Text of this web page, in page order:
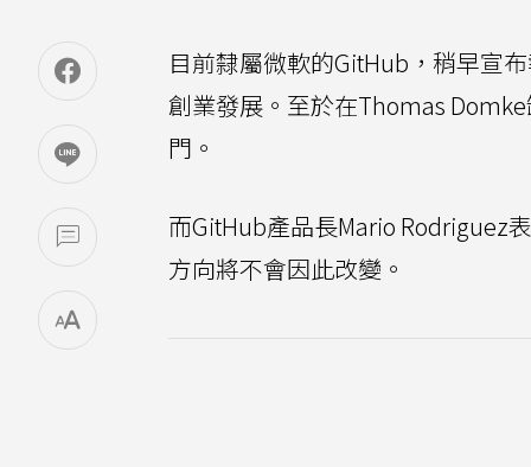
目前隸屬微軟的GitHub，稍早宣
創業發展。至於在Thomas
門。
而GitHub產品長Mario Rodriguez
方向將不會因此改變。